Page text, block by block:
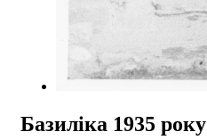
Базиліка 1935 року